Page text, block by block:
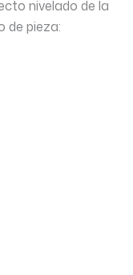
nivelado de la
de pieza: